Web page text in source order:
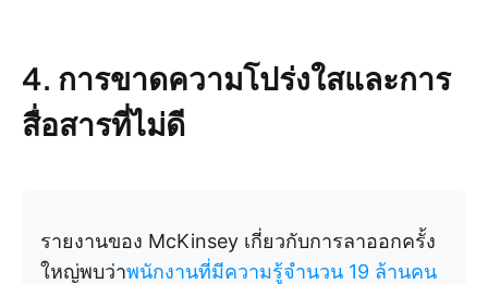
4. การขาดความโปร่งใสและการ
สื่อสารที่ไม่ดี
รายงานของ McKinsey เกี่ยวกับการลาออกครั้ง
ใหญ่พบว่าพนักงานที่มีความรู้จำนวน 19 ล้านคน